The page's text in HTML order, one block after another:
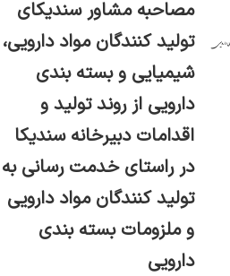
مصاحبه مشاور سندیکای
تولید کنندگان مواد دارویی،
شیمیایی و بسته بندی
دارویی از روند تولید و
اقدامات دبیرخانه سندیکا
در راستای خدمت رسانی به
تولید کنندگان مواد دارویی
و ملزومات بسته بندی
دارویی